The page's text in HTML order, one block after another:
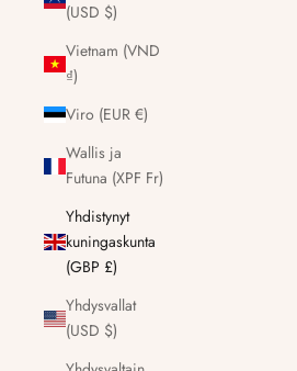
(USD $)
Vietnam (VND
₫)
Viro (EUR €)
Wallis ja
Futuna (XPF Fr)
Yhdistynyt
kuningaskunta
(GBP £)
Yhdysvallat
(USD $)